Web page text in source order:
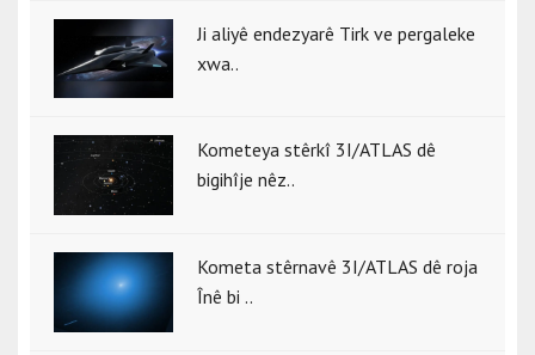
Ji aliyê endezyarê Tirk ve pergaleke
xwa..
Kometeya stêrkî 3I/ATLAS dê
bigihîje nêz..
Kometa stêrnavê 3I/ATLAS dê roja
Înê bi ..